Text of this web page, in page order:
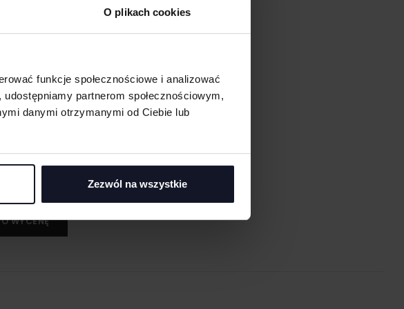
O plikach cookies
funkcje społecznościowe i analizować
partnerom społecznościowym,
danymi otrzymanymi od Ciebie lub
Zezwól na wszystkie
lub współpracy, nasi
WYCENĘ